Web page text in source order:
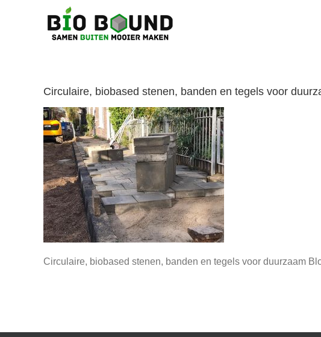
Circulaire, biobased stenen, banden en tegels voor
Circulaire, biobased stenen, banden en tegels voor duurzaam